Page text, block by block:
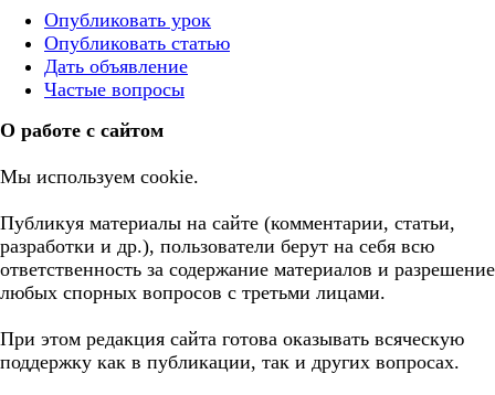
Опубликовать урок
Опубликовать статью
Дать объявление
Частые вопросы
О работе с сайтом
Мы используем cookie.
Публикуя материалы на сайте (комментарии, статьи,
разработки и др.), пользователи берут на себя всю
ответственность за содержание материалов и разрешение
любых спорных вопросов с третьми лицами.
При этом редакция сайта готова оказывать всяческую
поддержку как в публикации, так и других вопросах.